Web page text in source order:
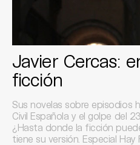
Javier Cercas:
ficción
Sus novelas sobre episodios
Civil Española y el golpe del
¿Hasta donde la ficción
tiene su versión. Especial Hay